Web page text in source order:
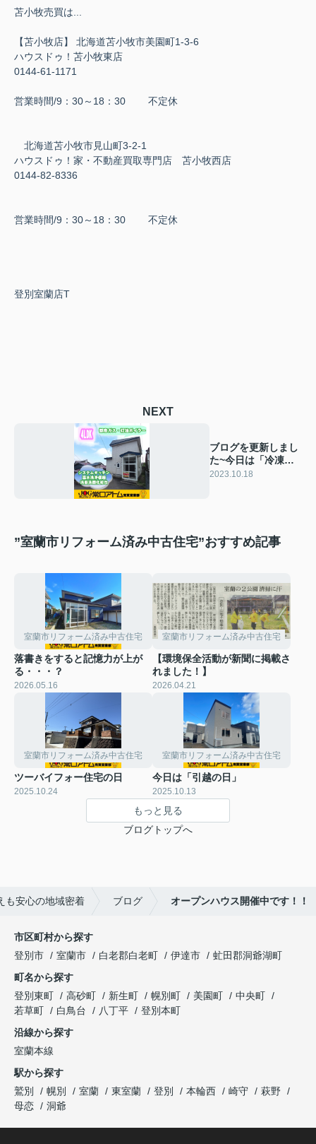
苫小牧売買は...
【苫小牧店】 北海道苫小牧市美園町1-3-6
ハウスドゥ！苫小牧東店
0144-61-1171
営業時間/9：30～18：30 不定休
北海道苫小牧市見山町3-2-1
ハウスドゥ！家・不動産買取専門店 苫小牧西店
0144-82-8336
営業時間/9：30～18：30 不定休
登別室蘭店T
NEXT
ブログを更新しまし
た~今日は「冷凍食
品の日」
2023.10.18
”室蘭市リフォーム済み中古住宅”おすすめ記事
室蘭市リフォーム済み中古住宅
落書きをすると記憶力が上が
る・・・？
2026.05.16
室蘭市リフォーム済み中古住宅
【環境保全活動が新聞に掲載さ
れました！】
2026.04.21
室蘭市リフォーム済み中古住宅
ツーバイフォー住宅の日
2025.10.24
室蘭市リフォーム済み中古住宅
今日は「引越の日」
2025.10.13
もっと見る
ブログトップへ
も安心の地域密着 ブログ オープンハウス開催中です！！
市区町村から探す
登別市
室蘭市 白老郡白老町 伊達市
虻田郡洞爺湖町
町名から探す
登別東町
高砂町 新生町 幌別町 美園町
中央町
若草町
白鳥台 八丁平
登別本町
沿線から探す
室蘭本線
駅から探す
鷲別
幌別 室蘭 東室蘭 登別 本輪西 崎守
萩野
母恋
洞爺